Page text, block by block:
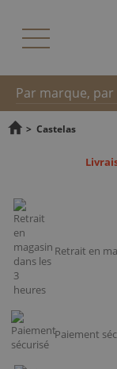
Recherche
> Castelas
Retrait en
Paiement